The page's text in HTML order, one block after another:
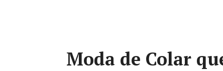
Moda de Colar